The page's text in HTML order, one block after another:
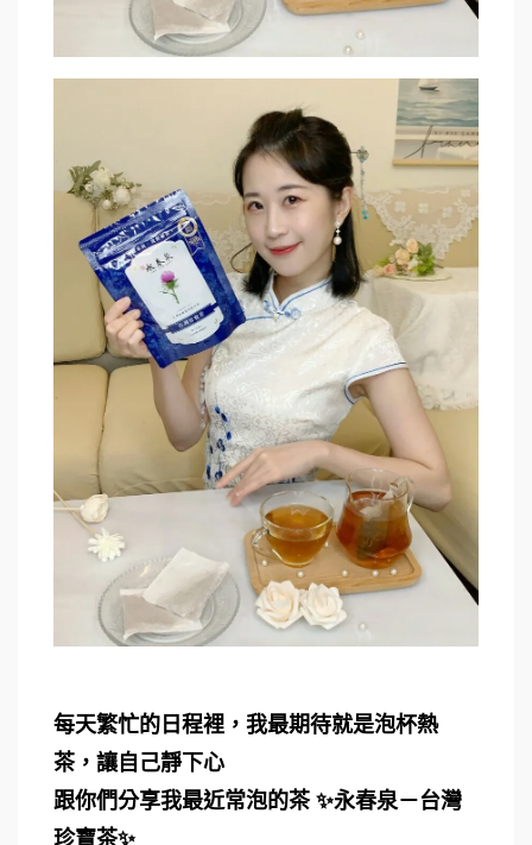
每天繁忙的日程裡，我最期待就是泡杯熱
茶，讓自己靜下心
跟你們分享我最近常泡的茶 ✨永春泉－台灣
珍寶茶✨